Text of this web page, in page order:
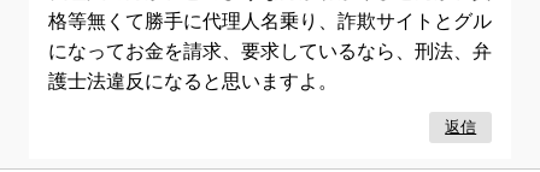
格等無くて勝手に代理人名乗り、詐欺サイトとグル
になってお金を請求、要求しているなら、刑法、弁
護士法違反になると思いますよ。
返信